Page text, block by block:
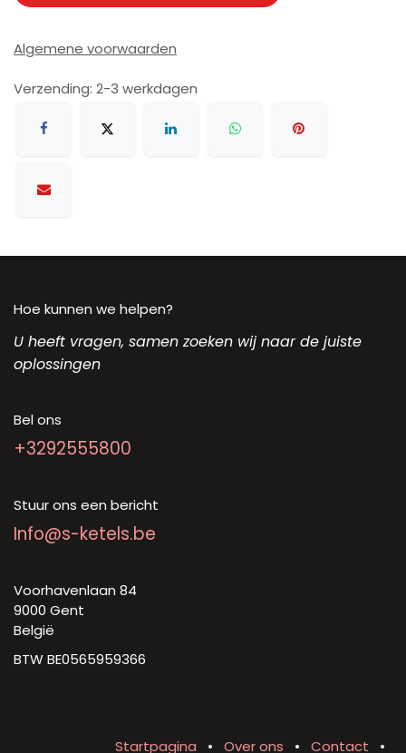
Algemene voorwaarden
Verzending: 2-3 werkdagen
Hoe kunnen we helpen?
U heeft vragen, samen zoeken wij naar de juiste
oplossingen
Bel ons
+3292555800
Stuur ons een bericht
Info@s-ketels.be
Voorhavenlaan 84
9000 Gent
België
BTW BE0565959366
Startpagina • Over ons • Contact •